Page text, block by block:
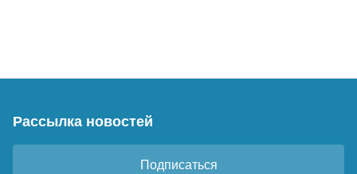
Рассылка новостей
Подписаться